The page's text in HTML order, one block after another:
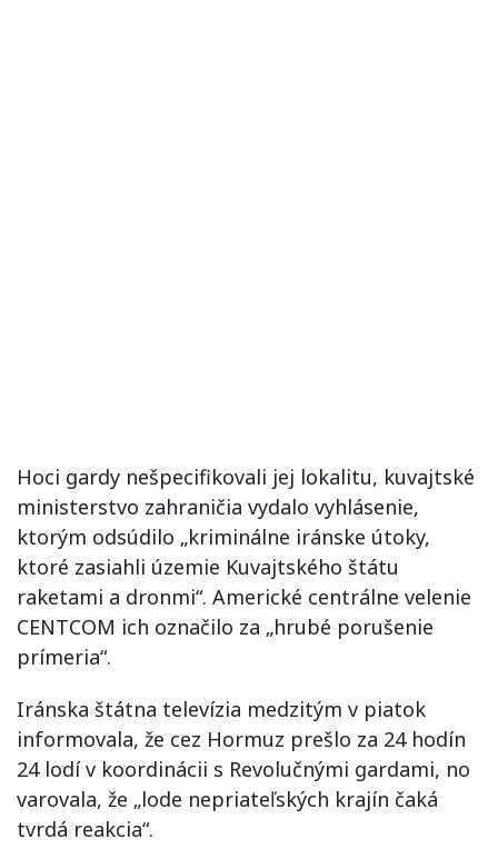
Hoci gardy nešpecifikovali jej lokalitu, kuvajtské
ministerstvo zahraničia vydalo vyhlásenie,
ktorým odsúdilo „kriminálne iránske útoky,
ktoré zasiahli územie Kuvajtského štátu
raketami a dronmi“. Americké centrálne velenie
CENTCOM ich označilo za „hrubé porušenie
prímeria“.
Iránska štátna televízia medzitým v piatok
informovala, že cez Hormuz prešlo za 24 hodín
24 lodí v koordinácii s Revolučnými gardami, no
varovala, že „lode nepriateľských krajín čaká
tvrdá reakcia“.